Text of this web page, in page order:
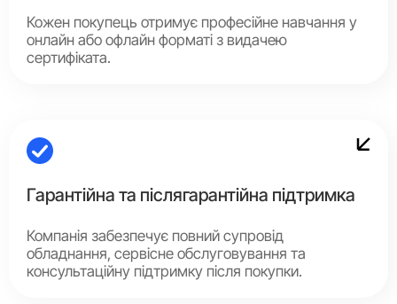
Кожен покупець отримує професійне навчання у
онлайн або офлайн форматі з видачею
сертифіката.
Гарантійна та післягарантійна підтримка
Компанія забезпечує повний супровід
обладнання, сервісне обслуговування та
консультаційну підтримку після покупки.